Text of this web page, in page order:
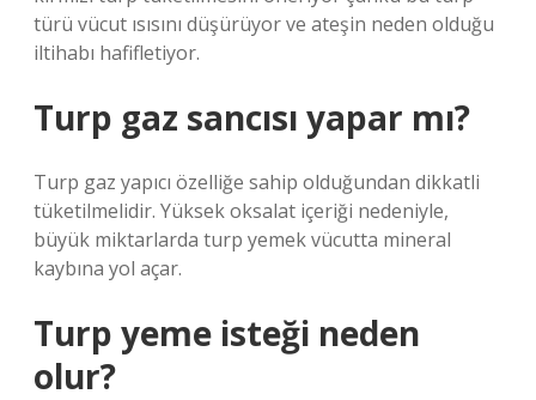
türü vücut ısısını düşürüyor ve ateşin neden olduğu
iltihabı hafifletiyor.
Turp gaz sancısı yapar mı?
Turp gaz yapıcı özelliğe sahip olduğundan dikkatli
tüketilmelidir. Yüksek oksalat içeriği nedeniyle,
büyük miktarlarda turp yemek vücutta mineral
kaybına yol açar.
Turp yeme isteği neden
olur?